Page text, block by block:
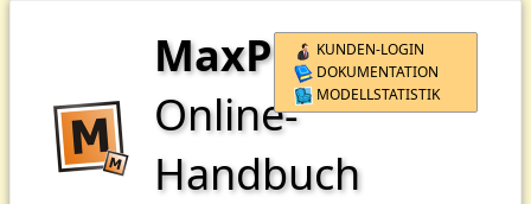
KUNDEN-LOGIN
DOKUMENTATION
MODELLSTATISTIK
MaxPro
Online-
Handbuch